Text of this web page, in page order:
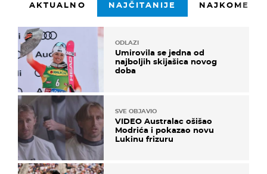
AKTUALNO NAJČITANIJE
ODLAZI
Umirovila se jedna od
najboljih skijašica novog
doba
SVE OBJAVIO
VIDEO Australac ošišao
Modrića i pokazao novu
Lukinu frizuru